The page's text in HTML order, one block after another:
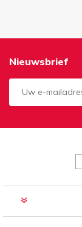
Nieuwsbrief